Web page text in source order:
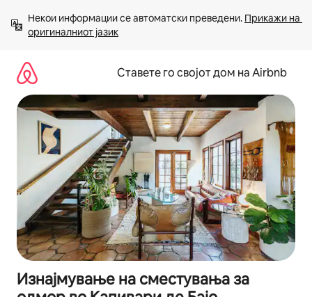
содржина
Некои информации се автоматски преведени. Прикажи на
оригиналниот јазик
Ставете го својот дом на Airbnb
Изнајмување на сместувања за